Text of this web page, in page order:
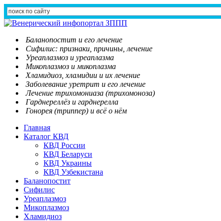
Баланопостит и его лечение
Сифилис: признаки, причины, лечение
Уреаплазмоз и уреаплазма
Микоплазмоз и микоплазма
Хламидиоз, хламидии и их лечение
Заболевание уретрит и его лечение
Лечение трихомониаза (трихомоноза)
Гарднереллёз и гарднерелла
Гонорея (триппер) и всё о нём
Главная
Каталог КВД
КВД России
КВД Беларуси
КВД Украины
КВД Узбекистана
Баланопостит
Сифилис
Уреаплазмоз
Микоплазмоз
Хламидиоз